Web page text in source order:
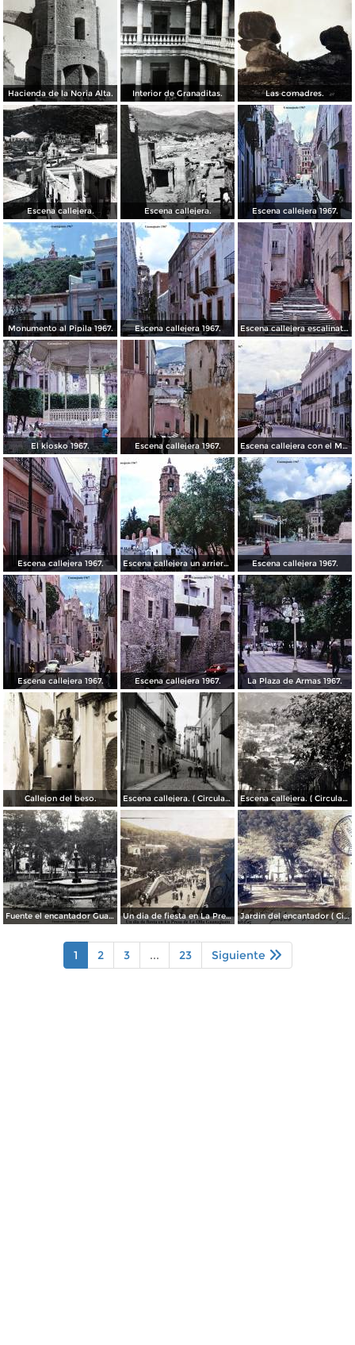
Hacienda de la Noria Alta. Interior de Granaditas. Las comadres.
Escena callejera. Escena callejera. Escena callejera 1967.
Monumento al Pipila 1967. Escena callejera 1967. Escena callejera escalinata 1967.
El kiosko 1967. Escena callejera 1967. Escena callejera con el Mto al Pipila al fondo 1967.
Escena callejera 1967. Escena callejera un arriero 1967. Escena callejera 1967.
Escena callejera 1967. Escena callejera 1967. La Plaza de Armas 1967.
Callejon del beso. Escena callejera. ( Circulada el 13 de Mayo de 1941 ). Escena callejera. ( Circulada el 14 de Diciembre de 1930 ).
Fuente el encantador Guanajuato. Un dia de fiesta en La Presa de La Olla Guanajuato ( Circulada el 9 de Agosto de 1905 ). Jardin del encantador ( Circulada el 30 de Julio de 1905 ).
1 2 3 ... 23 Siguiente